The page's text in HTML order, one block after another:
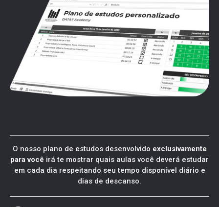
O nosso plano de estudos desenvolvido exclusivamente
para você irá te mostrar quais aulas você deverá estudar
em cada dia respeitando seu tempo disponível diário e
dias de descanso.